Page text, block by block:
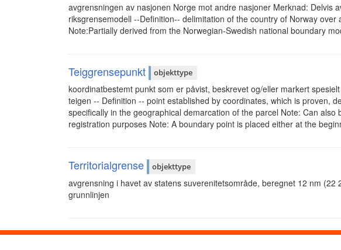
avgrensningen av nasjonen Norge mot andre nasjoner Merknad: Delvis
riksgrensemodell --Definition-- delimitation of the country of Norway over
Note:Partially derived from the Norwegian-Swedish national boundary
Teiggrensepunkt objekttype
koordinatbestemt punkt som er påvist, beskrevet og/eller markert
teigen -- Definition -- point established by coordinates, which is proven,
specifically in the geographical demarcation of the parcel Note: Can also
registration purposes Note: A boundary point is placed either at the
Territorialgrense objekttype
avgrensning i havet av statens suverenitetsområde, beregnet 12 nm (22
grunnlinjen